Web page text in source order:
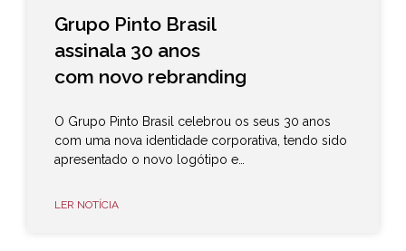
Grupo Pinto Brasil
assinala 30 anos
com novo rebranding
O Grupo Pinto Brasil celebrou os seus 30 anos
com uma nova identidade corporativa, tendo sido
apresentado o novo logótipo e…
LER NOTÍCIA